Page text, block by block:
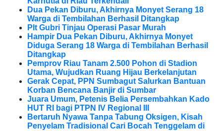
Dua Pekan Diburu, Akhirnya Monyet Serang 18
Warga di Tembilahan Berhasil Ditangkap
Plt Gubri Tinjau Operasi Pasar Murah
Hampir Dua Pekan Diburu, Akhirnya Monyet
Diduga Serang 18 Warga di Tembilahan Berhasil
Ditangkap
Pemprov Riau Tanam 2.500 Pohon di Stadion
Utama, Wujudkan Ruang Hijau Berkelanjutan
Gerak Cepat, PPN Sumbagut Salurkan Bantuan
Korban Bencana Banjir di Sumbar
Juara Umum, Petenis Belia Persembahkan Kado
HUT RI bagi PTPN IV Regional III
Bertaruh Nyawa Tanpa Tabung Oksigen, Kisah
Penyelam Tradisional Cari Bocah Tenggelam di